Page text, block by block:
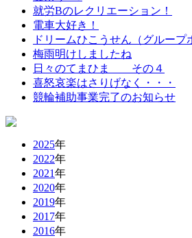
就労Bのレクリエーション！
電車大好き！
ドリームひこうせん（グループ
梅雨明けしましたね
日々のてまひま その４
喜怒哀楽はさりげなく・・・
競輪補助事業完了のお知らせ
2025年
2022年
2021年
2020年
2019年
2017年
2016年